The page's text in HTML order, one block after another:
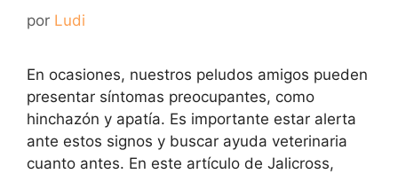
por Ludi
En ocasiones, nuestros peludos amigos pueden
presentar síntomas preocupantes, como
hinchazón y apatía. Es importante estar alerta
ante estos signos y buscar ayuda veterinaria
cuanto antes. En este artículo de Jalicross,